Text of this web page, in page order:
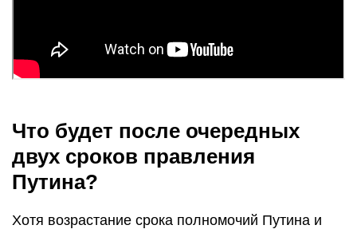
Что будет после очередных
двух сроков правления
Путина?
Хотя возрастание срока полномочий Путина и